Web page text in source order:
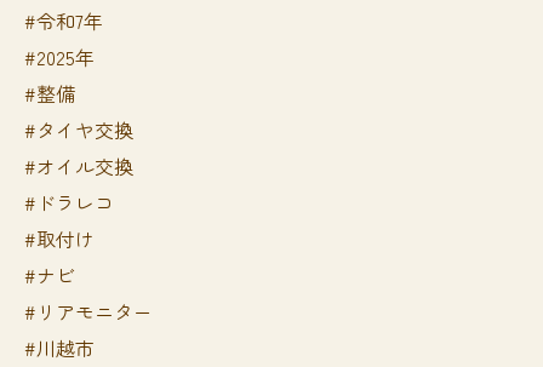
#令和7年
#2025年
#整備
#タイヤ交換
#オイル交換
#ドラレコ
#取付け
#ナビ
#リアモニター
#川越市